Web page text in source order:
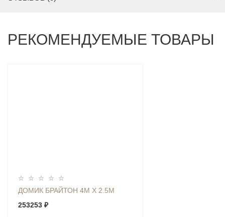
РЕКОМЕНДУЕМЫЕ ТОВАРЫ
ДОМИК БРАЙТОН 4М Х 2.5М
253253 ₽